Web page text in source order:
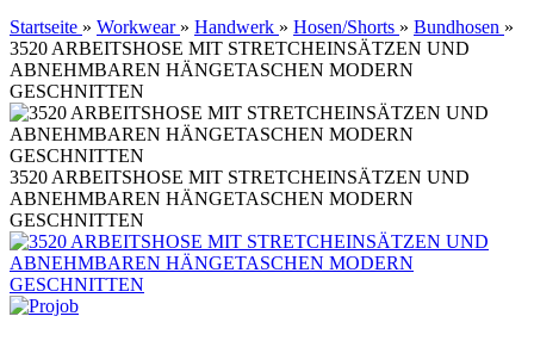
Startseite » Workwear » Handwerk » Hosen/Shorts » Bundhosen »
3520 ARBEITSHOSE MIT STRETCHEINSÄTZEN UND
ABNEHMBAREN HÄNGETASCHEN MODERN
GESCHNITTEN
3520 ARBEITSHOSE MIT STRETCHEINSÄTZEN UND
ABNEHMBAREN HÄNGETASCHEN MODERN
GESCHNITTEN